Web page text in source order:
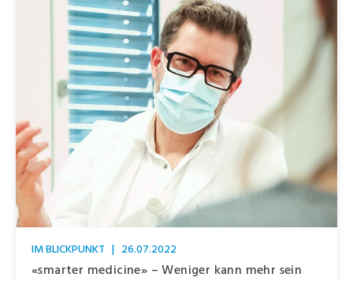
IM BLICKPUNKT | 26.07.2022
«smarter medicine» – Weniger kann mehr sein